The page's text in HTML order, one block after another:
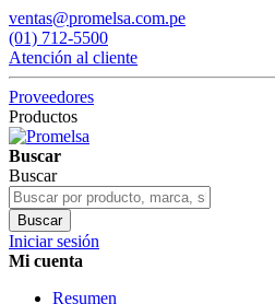
ventas@promelsa.com.pe
(01) 712-5500
Atención al cliente
Proveedores
Productos
Buscar
Buscar
Buscar
Iniciar sesión
Mi cuenta
Resumen